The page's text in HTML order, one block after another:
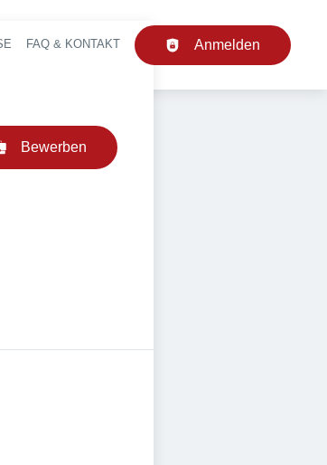
FAQ & KONTAKT Anmelden
Bewerben